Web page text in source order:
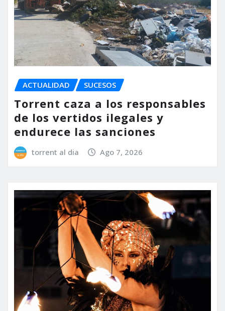
ACTUALIDAD SUCESOS
Torrent caza a los responsables
de los vertidos ilegales y
endurece las sanciones
torrent al dia Ago 7, 2026